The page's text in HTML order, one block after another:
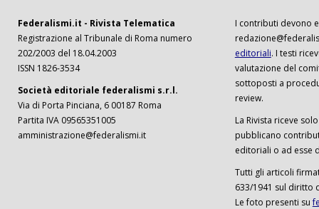
Federalismi.it - Rivista Telematica
Registrazione al Tribunale di Roma numero
202/2003 del 18.04.2003
ISSN 1826-3534
Società editoriale federalismi s.r.l.
Via di Porta Pinciana, 6 00187 Roma
Partita IVA 09565351005
amministrazione@federalismi.it
I contributi devono
editoriali. I testi
valutazione del
sottoposti a
review.
La Rivista riceve
pubblicano
editoriali o ad esse
Tutti gli articoli
633/1941 sul diritto
Le foto presenti su